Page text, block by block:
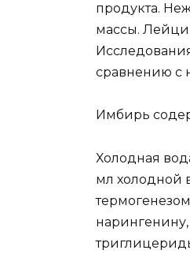
продукта.
массы.
сравнению с
Имбирь
Холодная
мл холодной